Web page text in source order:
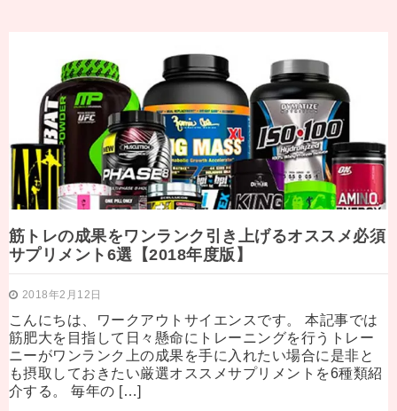
筋トレの成果をワンランク引き上げるオススメ必須
サプリメント6選【2018年度版】
2018年2月12日
こんにちは、ワークアウトサイエンスです。 本記事では
筋肥大を目指して日々懸命にトレーニングを行うトレー
ニーがワンランク上の成果を手に入れたい場合に是非と
も摂取しておきたい厳選オススメサプリメントを6種類紹
介する。 毎年の […]